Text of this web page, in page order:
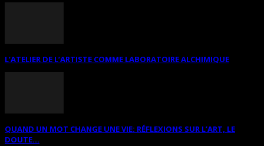
L’ATELIER DE L’ARTISTE COMME LABORATOIRE ALCHIMIQUE
QUAND UN MOT CHANGE UNE VIE: RÉFLEXIONS SUR L’ART, LE
DOUTE...